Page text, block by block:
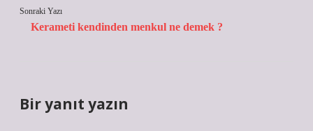
Sonraki Yazı
Kerameti kendinden menkul ne demek ?
Bir yanıt yazın